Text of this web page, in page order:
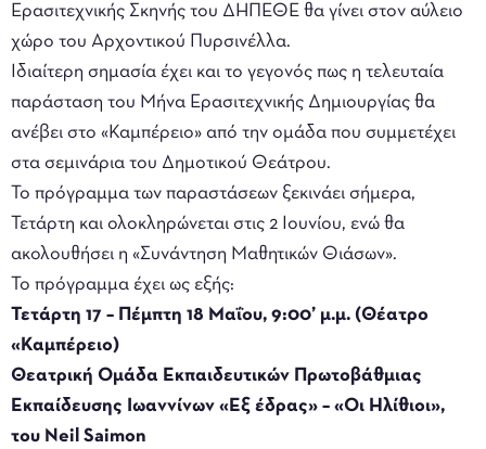
Ερασιτεχνικής Σκηνής του ΔΗΠΕΘΕ θα γίνει στον αύλειο
χώρο του Αρχοντικού Πυρσινέλλα.
Ιδιαίτερη σημασία έχει και το γεγονός πως η τελευταία
παράσταση του Μήνα Ερασιτεχνικής Δημιουργίας θα
ανέβει στο «Καμπέρειο» από την ομάδα που συμμετέχει
στα σεμινάρια του Δημοτικού Θεάτρου.
Το πρόγραμμα των παραστάσεων ξεκινάει σήμερα,
Τετάρτη και ολοκληρώνεται στις 2 Ιουνίου, ενώ θα
ακολουθήσει η «Συνάντηση Μαθητικών Θιάσων».
Το πρόγραμμα έχει ως εξής:
Τετάρτη 17 – Πέμπτη 18 Μαΐου, 9:00’ μ.μ. (Θέατρο
«Καμπέρειο)
Θεατρική Ομάδα Εκπαιδευτικών Πρωτοβάθμιας
Εκπαίδευσης Ιωαννίνων «Εξ έδρας» – «Οι Ηλίθιοι»,
του Neil Saimon